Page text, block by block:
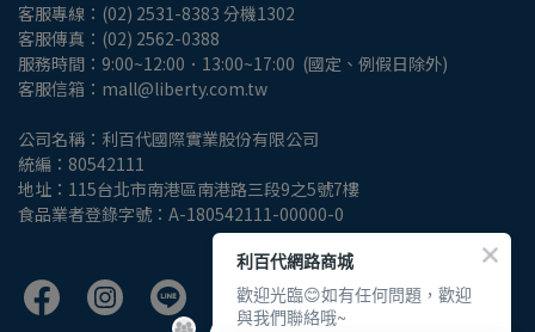
客服專線：(02) 2531-8383 分機1302
客服傳真：(02) 2562-0388
服務時間：9:00~12:00．13:00~17:00  (國定、例假日除外)
客服信箱：mall@liberty.com.tw
公司名稱：利百代國際實業股份有限公司
統編：80542111
地址：115台北市南港區南港路三段9之5號7樓
食品業者登錄字號：A-180542111-00000-0
利百代網路商城
歡迎光臨😊如有任何問題，歡迎
與我們聯絡哦~